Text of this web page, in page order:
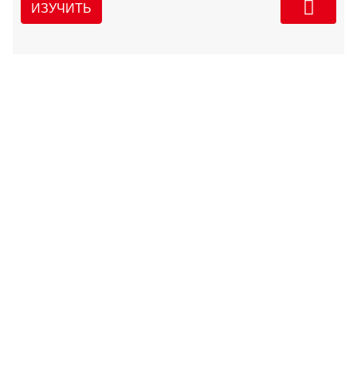
ИЗУЧИТЬ